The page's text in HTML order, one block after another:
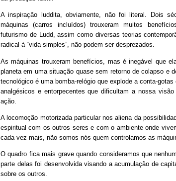
A inspiração luddita, obviamente, não foi literal. Dois
máquinas (carros incluídos) trouxeram muitos
futurismo de Ludd, assim como diversas teorias
radical à “vida simples”, não podem ser desprezados.
As máquinas trouxeram benefícios, mas é inegável que
planeta em uma situação quase sem retorno de colapso e
tecnológico é uma bomba-relógio que explode a conta-
analgésicos e entorpecentes que dificultam a nossa
ação.
A locomoção motorizada particular nos aliena da
espiritual com os outros seres e com o ambiente onde
cada vez mais, não somos nós quem controlamos as
O quadro fica mais grave quando consideramos que
parte delas foi desenvolvida visando a acumulação de
sobre os outros.